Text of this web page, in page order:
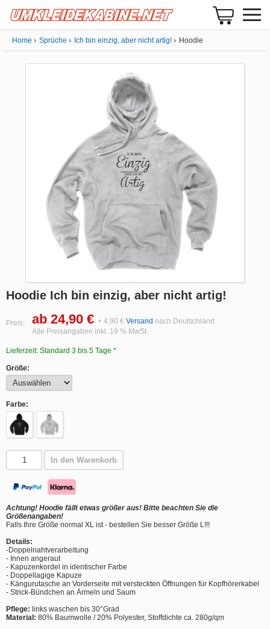
Home Sprüche Ich bin einzig, aber nicht artig! Hoodie
Hoodie Ich bin einzig, aber nicht artig!
Preis: ab 24,90 € + 4,90 € Versand nach Deutschland
Alle Preisangaben inkl. 19 % MwSt.
Lieferzeit: Standard 3 bis 5 Tage *
Größe:
Farbe:
In den Warenkorb
Achtung! Hoodie fällt etwas größer aus! Bitte beachten Sie die
Größenangaben!
Falls Ihre Größe normal XL ist - bestellen Sie besser Größe L!!!
Details:
-Doppelnahtverarbeitung
- Innen angeraut
- Kapuzenkordel in identischer Farbe
- Doppellagige Kapuze
- Kängurutasche an Vorderseite mit versteckten Öffnungen für Kopfhörerkabel
- Strick-Bündchen an Ärmeln und Saum
Pflege: links waschen bis 30°Grad
Material: 80% Baumwolle / 20% Polyester, Stoffdichte ca. 280g/qm